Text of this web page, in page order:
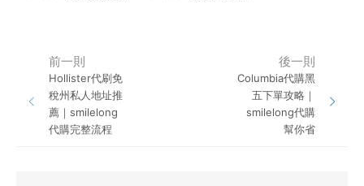
前一則
Hollister代刷免
稅州私人地址推
薦｜smilelong
代購完整流程
後一則
Columbia代購黑
五下單攻略｜
smilelong代購
幫你省